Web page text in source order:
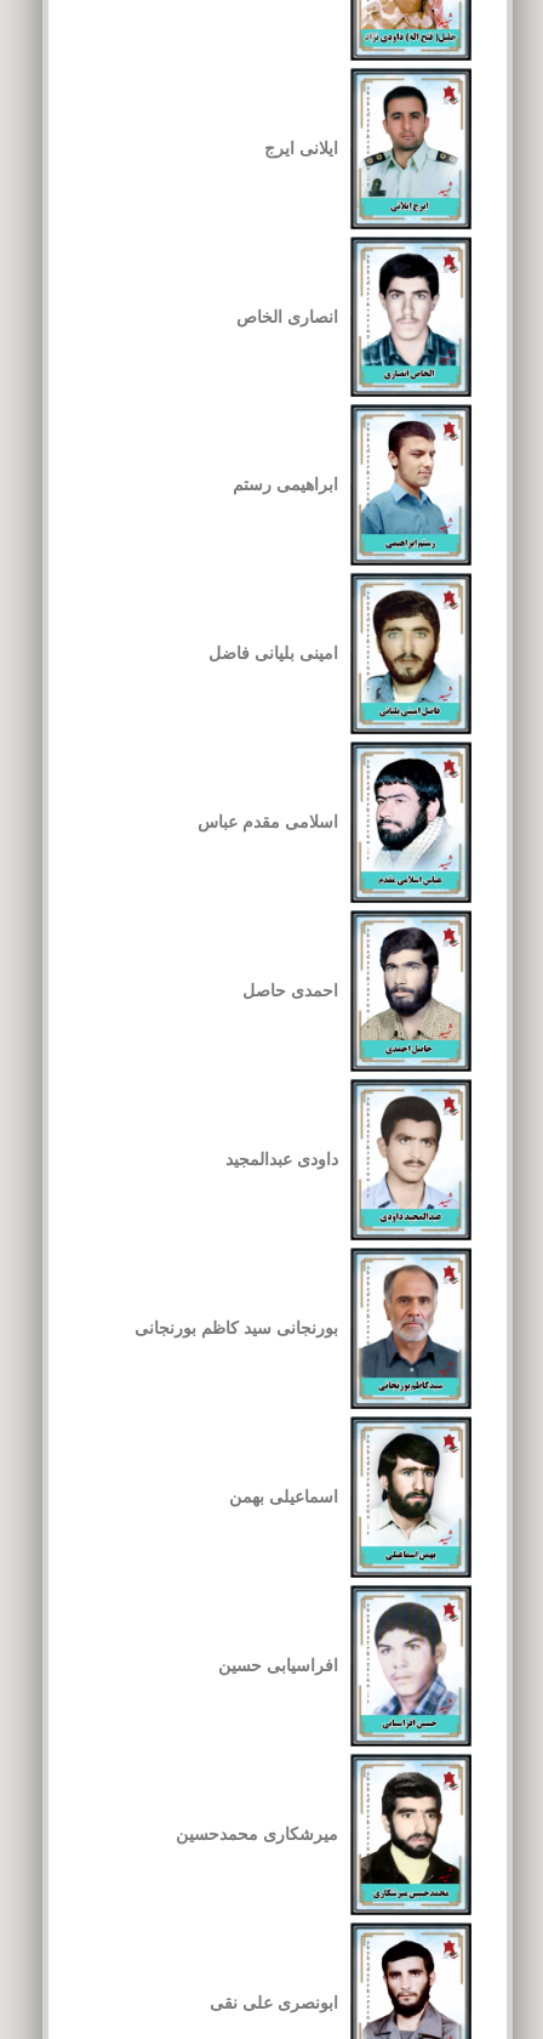
ایلانی ایرج
انصاری الخاص
ابراهیمی رستم
امینی بلیانی فاضل
اسلامی مقدم عباس
احمدی حاصل
داودی عبدالمجید
بورنجانی سید کاظم بورنجانی
اسماعیلی بهمن
افراسیابی حسین
میرشکاری محمدحسین
ابونصری علی نقی